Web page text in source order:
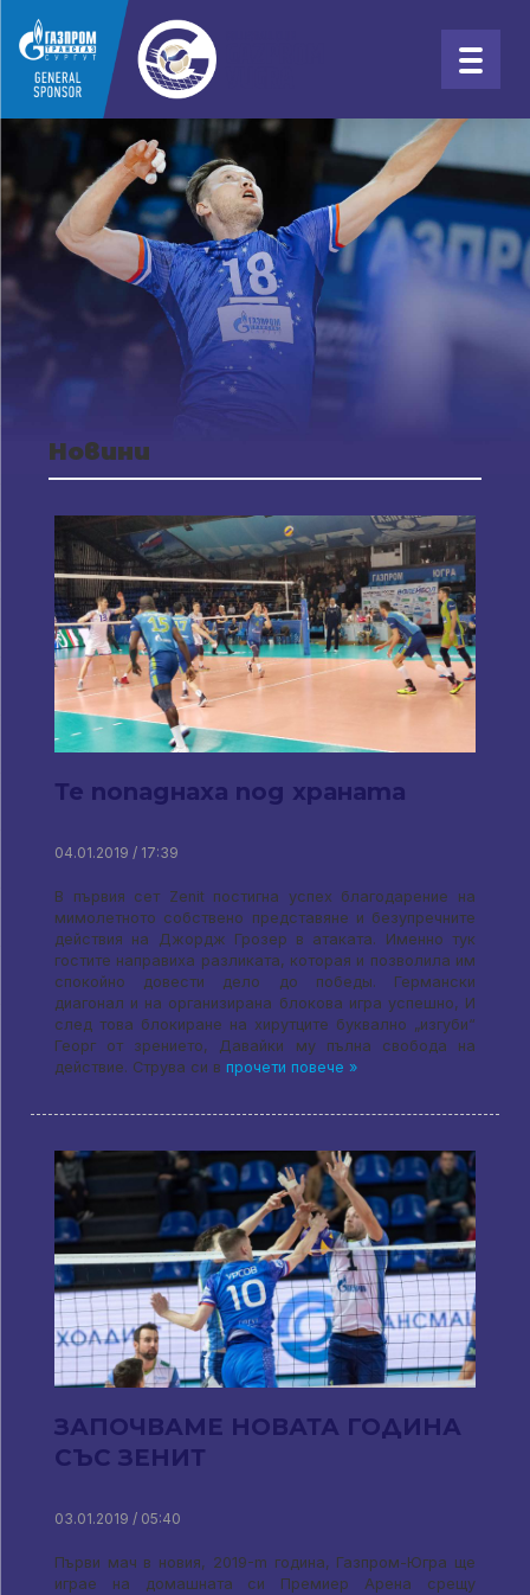
Новини
Те попаднаха под храната
04.01.2019 / 17:39
В първия сет Zenit постигна успех благодарение на
мимолетното собствено представяне и безупречните
действия на Джордж Грозер в атаката. Именно тук
гостите направиха разликата, которая и позволила им
спокойно довести дело до победы. Германски
диагонал и на организирана блокова игра успешно, И
след това блокиране на хирутците буквално „изгуби“
Георг от зрението, Давайки му пълна свобода на
действие. Струва си в прочети повече »
ЗАПОЧВАМЕ НОВАТА ГОДИНА
СЪС ЗЕНИТ
03.01.2019 / 05:40
Първи мач в новия, 2019-m година, Газпром-Югра ще
играе на домашната си Премиер Арена срещу